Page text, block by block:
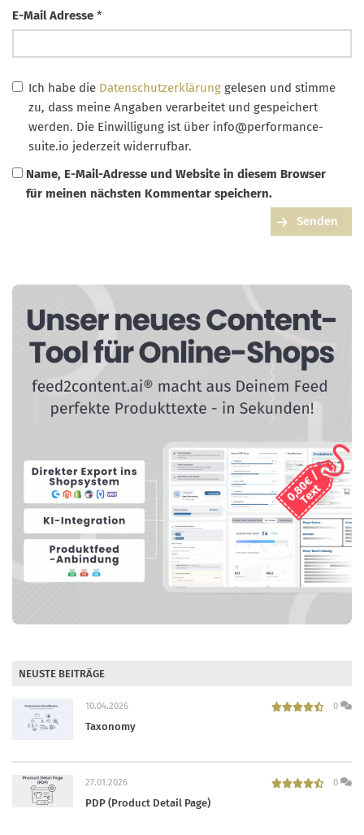
E-Mail Adresse *
Ich habe die Datenschutzerklärung gelesen und stimme
zu, dass meine Angaben verarbeitet und gespeichert
werden. Die Einwilligung ist über info@performance-
suite.io jederzeit widerrufbar.
Name, E-Mail-Adresse und Website in diesem Browser
für meinen nächsten Kommentar speichern.
Senden
NEUSTE BEITRÄGE
10.04.2026 0
Taxonomy
27.01.2026 0
PDP (Product Detail Page)